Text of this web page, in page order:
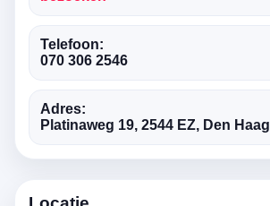
Telefoon:
070 306 2546
Adres:
Platinaweg 19, 2544 EZ, Den Haag